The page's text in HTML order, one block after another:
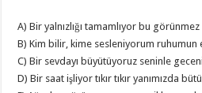
A) Bir yalnızlığı tamamlıyor bu
B) Kim bilir, kime sesleniyorum ruhumun
C) Bir sevdayı büyütüyoruz seninle
D) Bir saat işliyor tıkır tıkır yanımızda